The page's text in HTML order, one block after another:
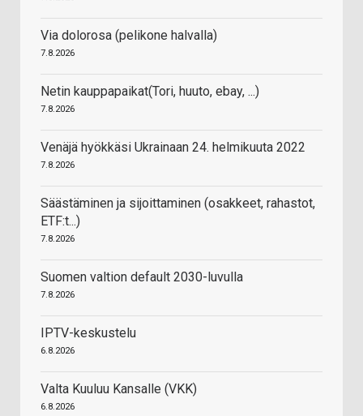
Via dolorosa (pelikone halvalla)
7.8.2026
Netin kauppapaikat(Tori, huuto, ebay, ...)
7.8.2026
Venäjä hyökkäsi Ukrainaan 24. helmikuuta 2022
7.8.2026
Säästäminen ja sijoittaminen (osakkeet, rahastot,
ETF:t...)
7.8.2026
Suomen valtion default 2030-luvulla
7.8.2026
IPTV-keskustelu
6.8.2026
Valta Kuuluu Kansalle (VKK)
6.8.2026